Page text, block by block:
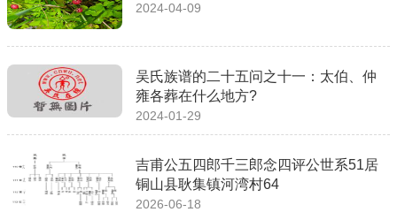
2024-04-09
吴氏族谱的二十五问之十一：太伯、仲
雍各葬在什么地方?
2024-01-29
吉甫公五四郎千三郎念四评公世系51居
铜山县耿集镇河湾村64
2026-06-18